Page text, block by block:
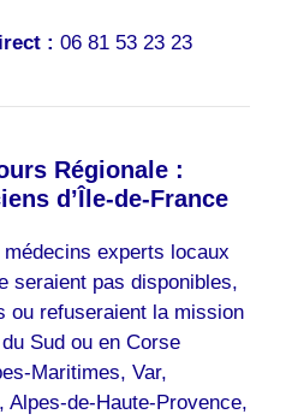
: 06 81 53 23 23
Régionale :
d’Île-de-France
médecins experts locaux
seraient pas disponibles,
ou refuseraient la mission
Sud ou en Corse
Maritimes, Var,
Alpes-de-Haute-Provence,